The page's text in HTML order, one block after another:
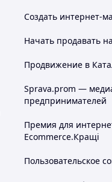
Создать интернет-
Начать продавать
Продвижение в
Sprava.prom —
предпринимателей
Премия для
Ecommerce.Кращі
Пользовательское